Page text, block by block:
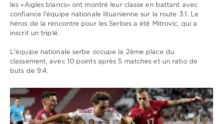
les «Aigles blancs» ont montré leur classe en battant avec
confiance l'équipe nationale lituanienne sur la route 3:1. Le
héros de la rencontre pour les Serbes a été Mitrovic, qui a
inscrit un triplé.
L'équipe nationale serbe occupe la 2ème place du
classement, avec 10 points après 5 matches et un ratio de
buts de 9:4.